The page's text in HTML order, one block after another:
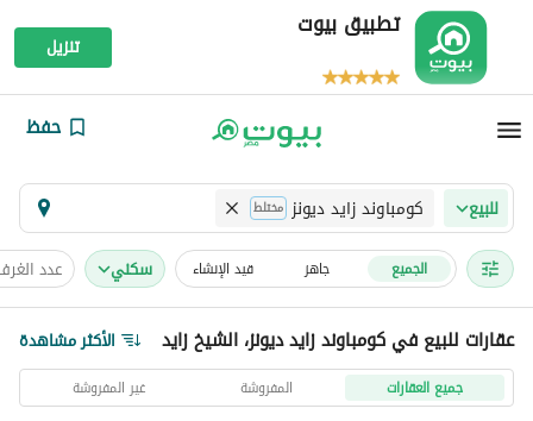
تطبيق بيوت
تنزيل
حفظ
للبيع كومباوند زايد ديونز مختلط
الجميع جاهز قيد الإنشاء سكني عدد
عقارات للبيع في كومباوند زايد ديونز، الشيخ زايد الأكثر مشاهدة
جميع العقارات المفروشة غير المفروشة